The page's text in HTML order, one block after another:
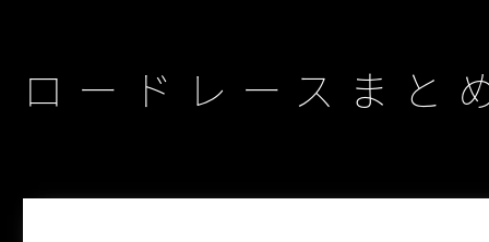
ロードレースまと